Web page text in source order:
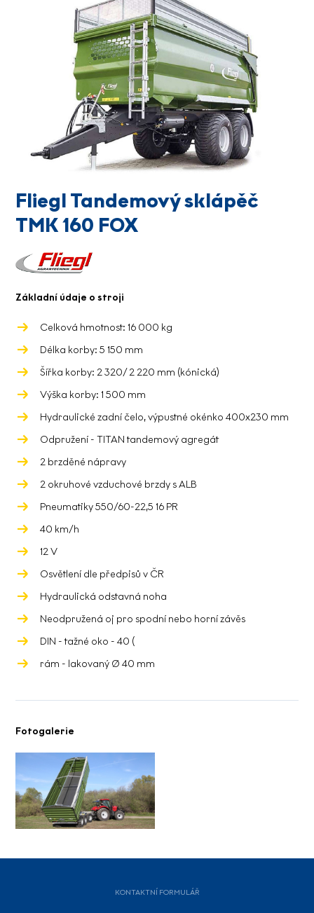
Fliegl Tandemový sklápěč
TMK 160 FOX
Základní údaje o stroji
Celková hmotnost: 16 000 kg
Délka korby: 5 150 mm
Šířka korby: 2 320/ 2 220 mm (kónická)
Výška korby: 1 500 mm
Hydraulické zadní čelo, výpustné okénko 400x230 mm
Odpružení - TITAN tandemový agregát
2 brzděné nápravy
2 okruhové vzduchové brzdy s ALB
Pneumatiky 550/60-22,5 16 PR
40 km/h
12 V
Osvětlení dle předpisů v ČR
Hydraulická odstavná noha
Neodpružená oj pro spodní nebo horní závěs
DIN - tažné oko - 40 (
rám - lakovaný Ø 40 mm
Fotogalerie
KONTAKTNÍ FORMULÁŘ